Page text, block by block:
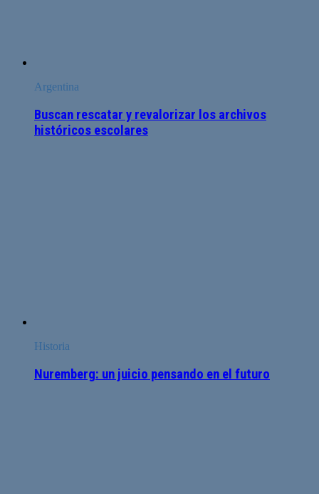
Argentina
Buscan rescatar y revalorizar los archivos
históricos escolares
Historia
Nuremberg: un juicio pensando en el futuro